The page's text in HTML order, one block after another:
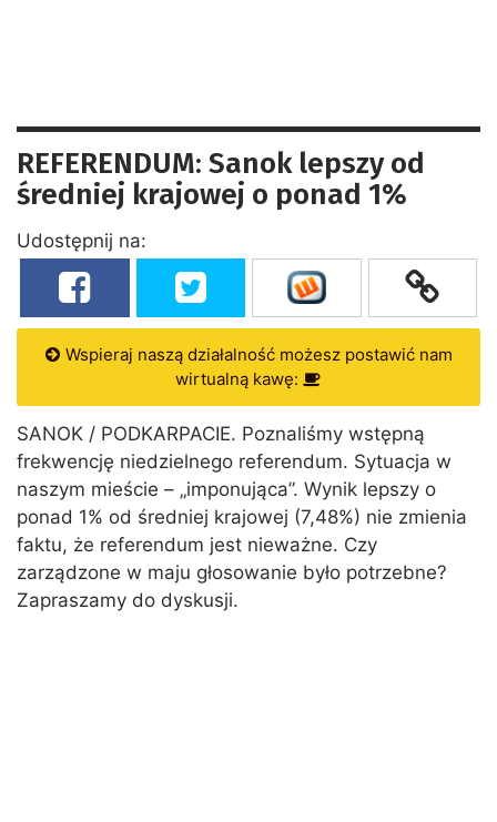
REFERENDUM: Sanok lepszy od
średniej krajowej o ponad 1%
Udostępnij na:
Wspieraj naszą działalność możesz postawić nam
wirtualną kawę:
SANOK / PODKARPACIE. Poznaliśmy wstępną
frekwencję niedzielnego referendum. Sytuacja w
naszym mieście – „imponująca”. Wynik lepszy o
ponad 1% od średniej krajowej (7,48%) nie zmienia
faktu, że referendum jest nieważne. Czy
zarządzone w maju głosowanie było potrzebne?
Zapraszamy do dyskusji.